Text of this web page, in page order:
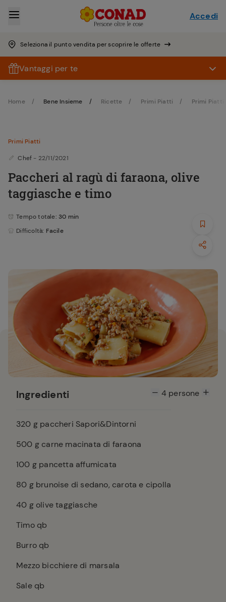
Seleziona il punto vendita per scoprire le offerte
Accedi
Vantaggi per te
Home Bene Insieme Ricette Primi Piatti Primi Piatti
Primi Piatti
Chef - 22/11/2021
Paccheri al ragù di faraona, olive
taggiasche e timo
Tempo totale: 30 min
Difficoltà: Facile
Ingredienti 4persone
320 g paccheri Sapori&Dintorni
500 g carne macinata di faraona
100 g pancetta affumicata
80 g brunoise di sedano, carota e cipolla
40 g olive taggiasche
Timo qb
Burro qb
Mezzo bicchiere di marsala
Sale qb